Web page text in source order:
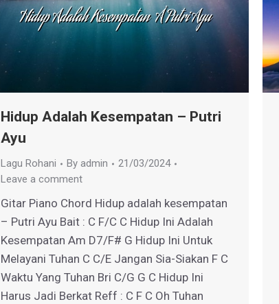
Hidup Adalah Kesempatan – Putri
Ayu
Lagu Rohani By admin
21/03/2024
Leave a comment
Gitar Piano Chord Hidup adalah kesempatan
– Putri Ayu Bait : C F/C C Hidup Ini Adalah
Kesempatan Am D7/F# G Hidup Ini Untuk
Melayani Tuhan C C/E Jangan Sia-Siakan F C
Waktu Yang Tuhan Bri C/G G C Hidup Ini
Harus Jadi Berkat Reff : C F C Oh Tuhan